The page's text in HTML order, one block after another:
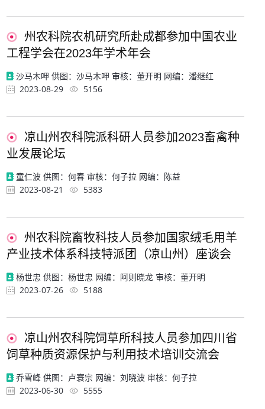
州农科院农机研究所赴成都参加中国农业
工程学会在2023年学术年会
沙马木呷 供图：沙马木呷 审核：董开明 网编：潘继红
2023-08-29
5156
凉山州农科院派科研人员参加2023畜禽种
业发展论坛
童仁波 供图：何春 审核：何子拉 网编：陈益
2023-08-21
5383
州农科院畜牧科技人员参加国家绒毛用羊
产业技术体系科技特派团（凉山州）座谈会
杨世忠 供图：杨世忠 网编：阿则晓龙 审核：董开明
2023-07-26
5188
凉山州农科院饲草所科技人员参加四川省
饲草种质资源保护与利用技术培训交流会
乔雪峰 供图：卢寰宗 网编：刘晓波 审核：何子拉
2023-06-30
5555